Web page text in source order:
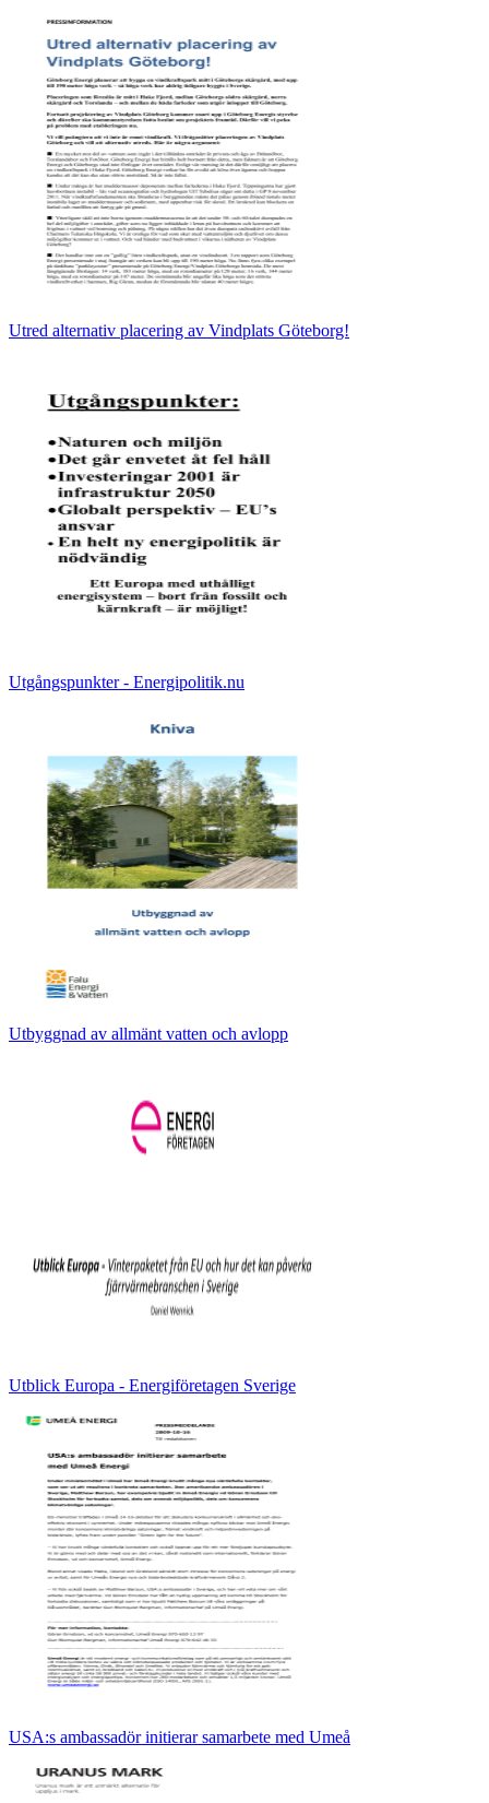
Utred alternativ placering av Vindplats Göteborg!
Utgångspunkter - Energipolitik.nu
Utbyggnad av allmänt vatten och avlopp
Utblick Europa - Energiföretagen Sverige
USA:s ambassadör initierar samarbete med Umeå